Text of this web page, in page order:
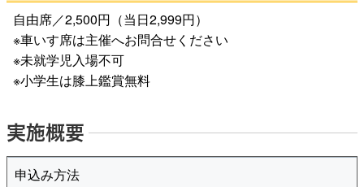
ネーミングライツ・パートナー
自由席／2,500円（当日2,999円）
※車いす席は主催へお問合せください
※未就学児入場不可
※小学生は膝上鑑賞無料
実施概要
申込み方法